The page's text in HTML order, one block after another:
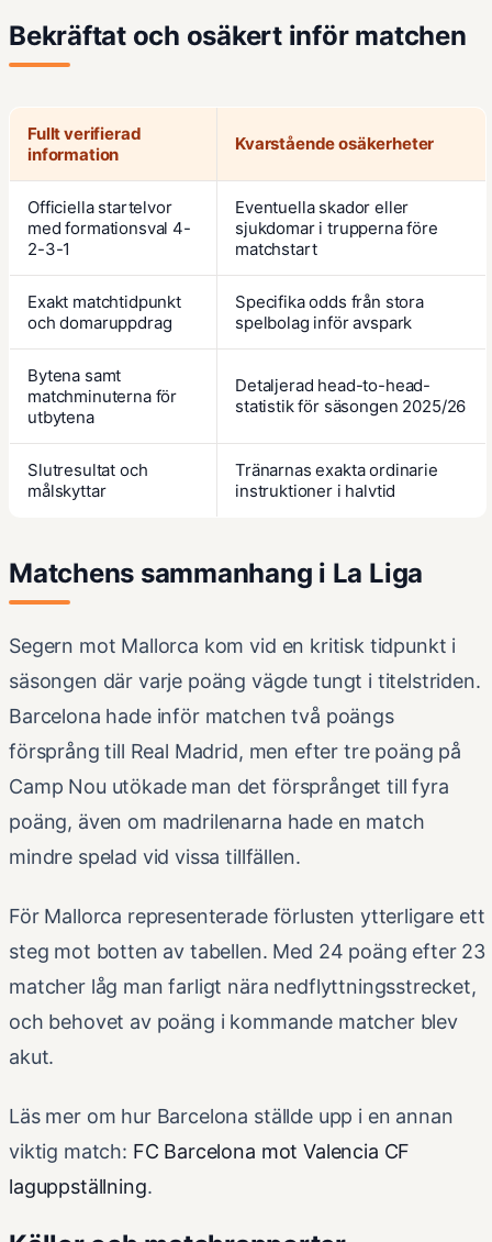
Bekräftat och osäkert inför matchen
Fullt verifierad
information
Kvarstående osäkerheter
Officiella startelvor
med formationsval 4-
2-3-1
Eventuella skador eller
sjukdomar i trupperna före
matchstart
Exakt matchtidpunkt
och domaruppdrag
Specifika odds från stora
spelbolag inför avspark
Bytena samt
matchminuterna för
utbytena
Detaljerad head-to-head-
statistik för säsongen 2025/26
Slutresultat och
målskyttar
Tränarnas exakta ordinarie
instruktioner i halvtid
Matchens sammanhang i La Liga
Segern mot Mallorca kom vid en kritisk tidpunkt i
säsongen där varje poäng vägde tungt i titelstriden.
Barcelona hade inför matchen två poängs
försprång till Real Madrid, men efter tre poäng på
Camp Nou utökade man det försprånget till fyra
poäng, även om madrilenarna hade en match
mindre spelad vid vissa tillfällen.
För Mallorca representerade förlusten ytterligare ett
steg mot botten av tabellen. Med 24 poäng efter 23
matcher låg man farligt nära nedflyttningsstrecket,
och behovet av poäng i kommande matcher blev
akut.
Läs mer om hur Barcelona ställde upp i en annan
viktig match: FC Barcelona mot Valencia CF
laguppställning.